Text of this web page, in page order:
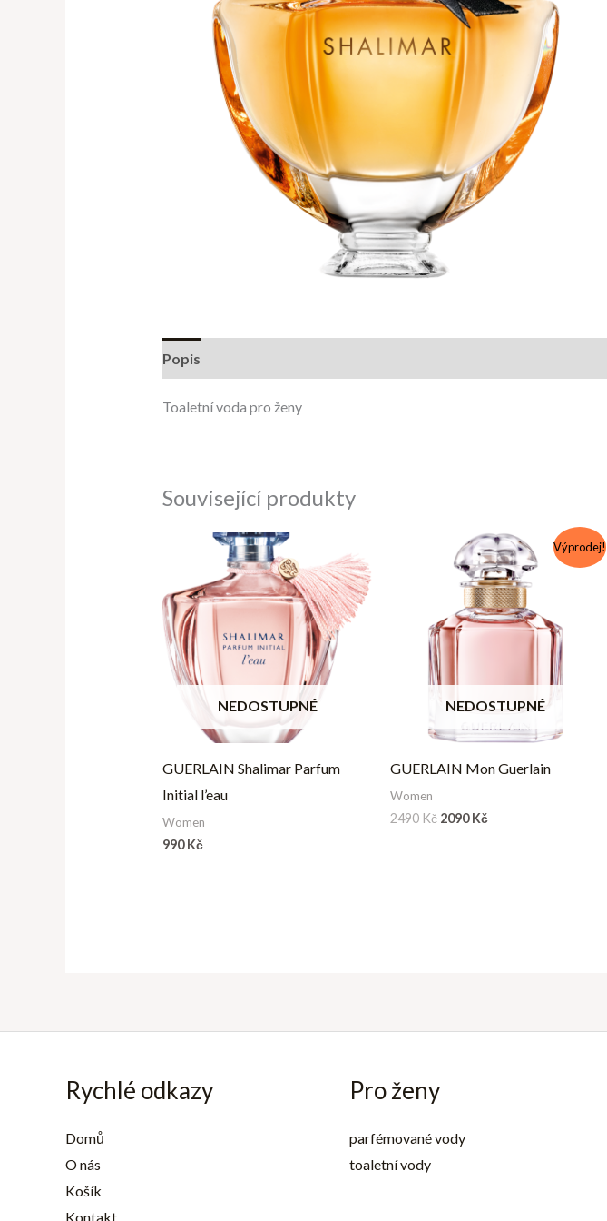
Popis
Toaletní voda pro ženy
Související produkty
NEDOSTUPNÉ
GUERLAIN Shalimar Parfum
Initial l’eau
Women
990Kč
Výprodej!
NEDOSTUPNÉ
GUERLAIN Mon Guerlain
Women
2490Kč
Původní
cena
byla:
2490 Kč.
2090Kč
Aktuální
cena
je:
2090 Kč.
Rychlé odkazy
Domů
O nás
Košík
Kontakt
Pro ženy
parfémované vody
toaletní vody